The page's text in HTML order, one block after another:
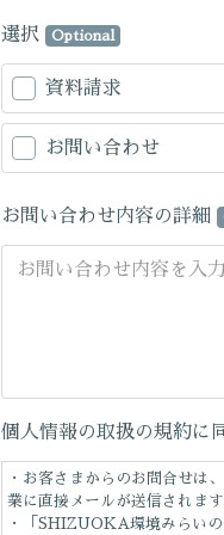
選択 Optional
資料請求
お問い合わせ
お問い合わせ内容の詳細
個人情報の取扱の規約に
・お客さまからのお問合せは
業に直接メールが送信されます
・「SHIZUOKA環境みらい